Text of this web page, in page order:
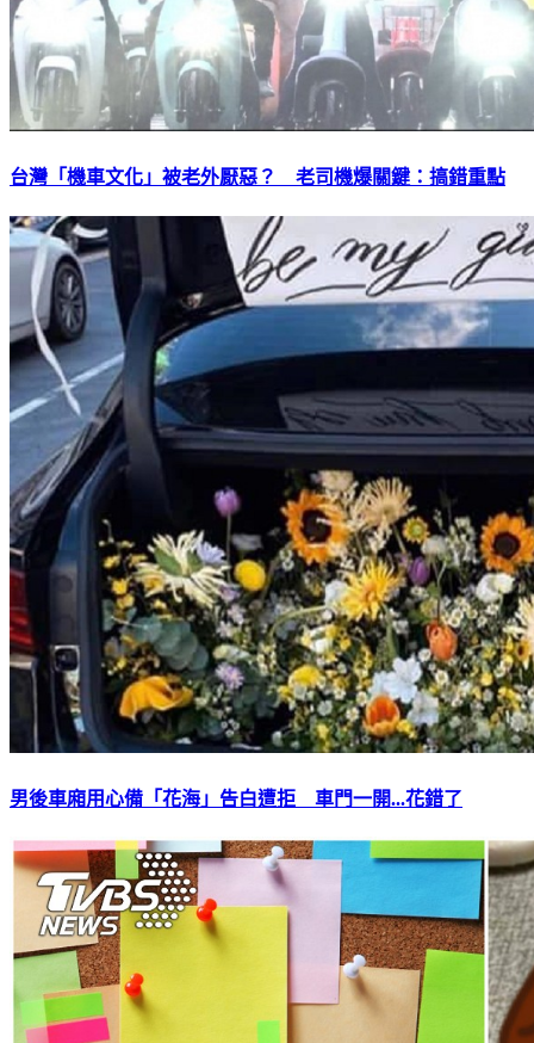
台灣「機車文化」被老外厭惡？ 老司機爆關鍵：搞錯重點
男後車廂用心備「花海」告白遭拒 車門一開...花錯了